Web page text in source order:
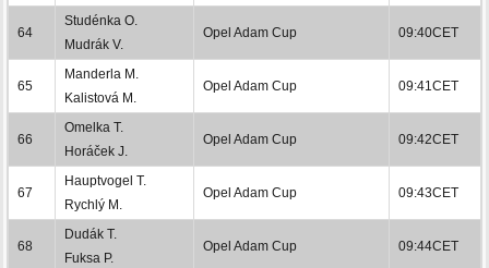
64
Studénka O.
Mudrák V.
Opel Adam Cup 09:40CET
65
Manderla M.
Kalistová M.
Opel Adam Cup 09:41CET
66
Omelka T.
Horáček J.
Opel Adam Cup 09:42CET
67
Hauptvogel T.
Rychlý M.
Opel Adam Cup 09:43CET
68
Dudák T.
Fuksa P.
Opel Adam Cup 09:44CET